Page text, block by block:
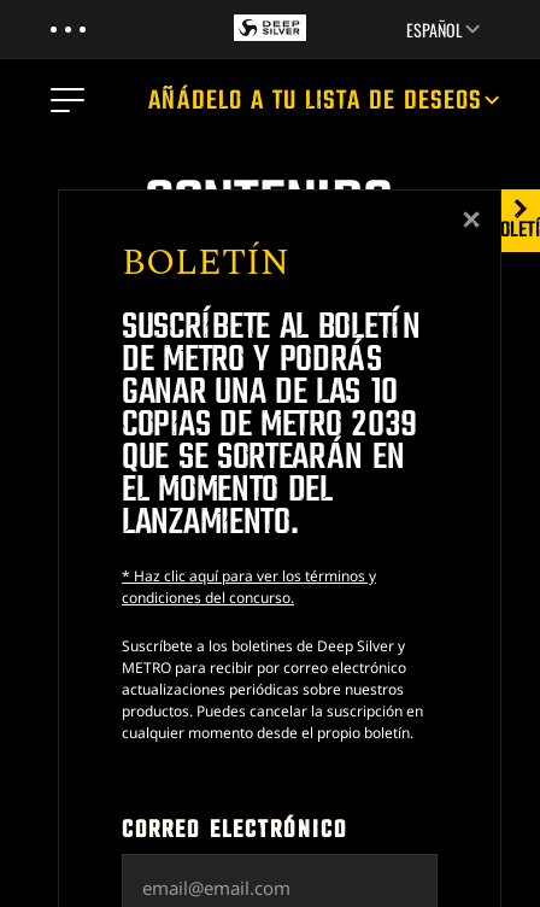
ESPAÑOL
TRÁILER
LA HISTORIA
LOS LIBROS
MULTIMEDIA
AÑÁDELO A TU LISTA DE DESEOS
Close
BOLETÍN
SUSCRÍBETE AL BOLETÍN
DE METRO Y PODRÁS
GANAR UNA DE LAS 10
COPIAS DE METRO 2039
QUE SE SORTEARÁN EN
EL MOMENTO DEL
LANZAMIENTO.
* Haz clic aquí para ver los términos y
condiciones del concurso.
Suscríbete a los boletines de Deep Silver y
METRO para recibir por correo electrónico
actualizaciones periódicas sobre nuestros
productos. Puedes cancelar la suscripción en
cualquier momento desde el propio boletín.
CORREO ELECTRÓNICO
CONTENIDO
MULTIMEDIA
VÍDEOS
Para ver el vídeo, acepta las
cookies/píxeles utilizados por el
proveedor del vídeo.
ACEPTAR COOKIES DE
MARKETING
Para ver el vídeo, acepta las
cookies/píxeles utilizados por el
proveedor del vídeo.
Este contenido está
bloqueado